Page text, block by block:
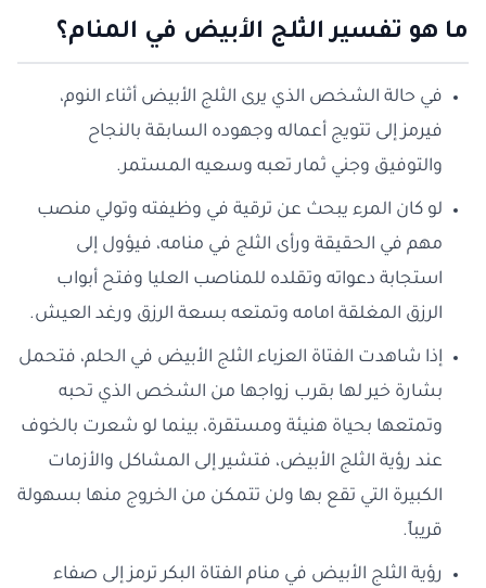
ما هو تفسير الثلج الأبيض في المنام؟
في حالة الشخص الذي يرى الثلج الأبيض أثناء النوم،
فيرمز إلى تتويج أعماله وجهوده السابقة بالنجاح
والتوفيق وجني ثمار تعبه وسعيه المستمر.
لو كان المرء يبحث عن ترقية في وظيفته وتولي منصب
مهم في الحقيقة ورأى الثلج في منامه، فيؤول إلى
استجابة دعواته وتقلده للمناصب العليا وفتح أبواب
الرزق المغلقة امامه وتمتعه بسعة الرزق ورغد العيش.
إذا شاهدت الفتاة العزباء الثلج الأبيض في الحلم، فتحمل
بشارة خير لها بقرب زواجها من الشخص الذي تحبه
وتمتعها بحياة هنيئة ومستقرة، بينما لو شعرت بالخوف
عند رؤية الثلج الأبيض، فتشير إلى المشاكل والأزمات
الكبيرة التي تقع بها ولن تتمكن من الخروج منها بسهولة
قريباً.
رؤية الثلج الأبيض في منام الفتاة البكر ترمز إلى صفاء